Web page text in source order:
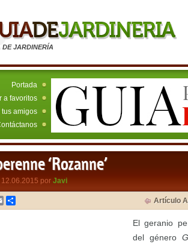
DE JARDINERÍA
Portada
a favoritos
tus amigos
‘Rozanne’
por Javi
Email Artículo
El geranio
del género